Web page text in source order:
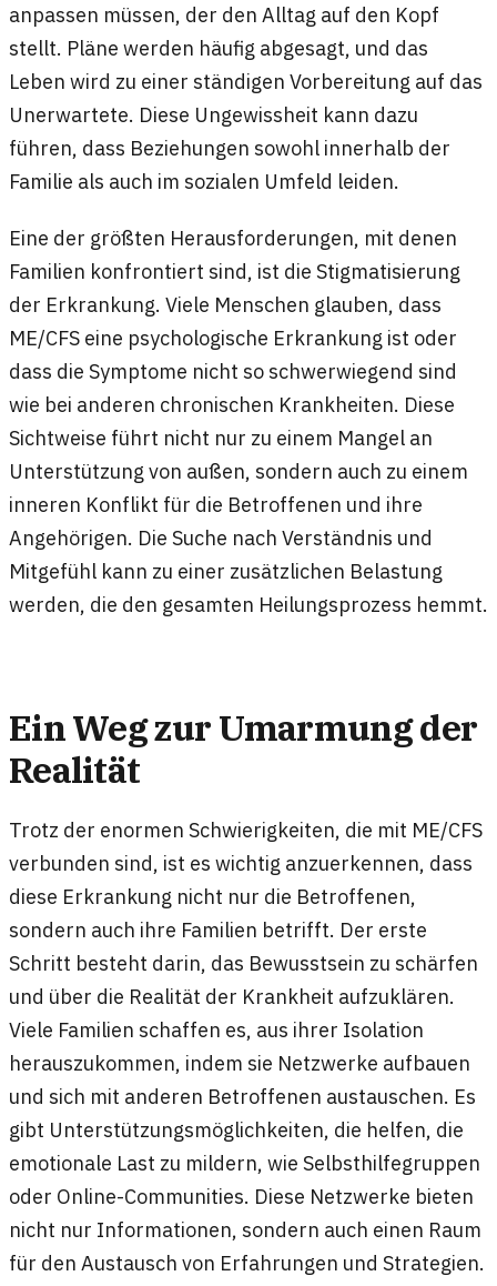
anpassen müssen, der den Alltag auf den Kopf
stellt. Pläne werden häufig abgesagt, und das
Leben wird zu einer ständigen Vorbereitung auf das
Unerwartete. Diese Ungewissheit kann dazu
führen, dass Beziehungen sowohl innerhalb der
Familie als auch im sozialen Umfeld leiden.
Eine der größten Herausforderungen, mit denen
Familien konfrontiert sind, ist die Stigmatisierung
der Erkrankung. Viele Menschen glauben, dass
ME/CFS eine psychologische Erkrankung ist oder
dass die Symptome nicht so schwerwiegend sind
wie bei anderen chronischen Krankheiten. Diese
Sichtweise führt nicht nur zu einem Mangel an
Unterstützung von außen, sondern auch zu einem
inneren Konflikt für die Betroffenen und ihre
Angehörigen. Die Suche nach Verständnis und
Mitgefühl kann zu einer zusätzlichen Belastung
werden, die den gesamten Heilungsprozess hemmt.
Ein Weg zur Umarmung der
Realität
Trotz der enormen Schwierigkeiten, die mit ME/CFS
verbunden sind, ist es wichtig anzuerkennen, dass
diese Erkrankung nicht nur die Betroffenen,
sondern auch ihre Familien betrifft. Der erste
Schritt besteht darin, das Bewusstsein zu schärfen
und über die Realität der Krankheit aufzuklären.
Viele Familien schaffen es, aus ihrer Isolation
herauszukommen, indem sie Netzwerke aufbauen
und sich mit anderen Betroffenen austauschen. Es
gibt Unterstützungsmöglichkeiten, die helfen, die
emotionale Last zu mildern, wie Selbsthilfegruppen
oder Online-Communities. Diese Netzwerke bieten
nicht nur Informationen, sondern auch einen Raum
für den Austausch von Erfahrungen und Strategien.